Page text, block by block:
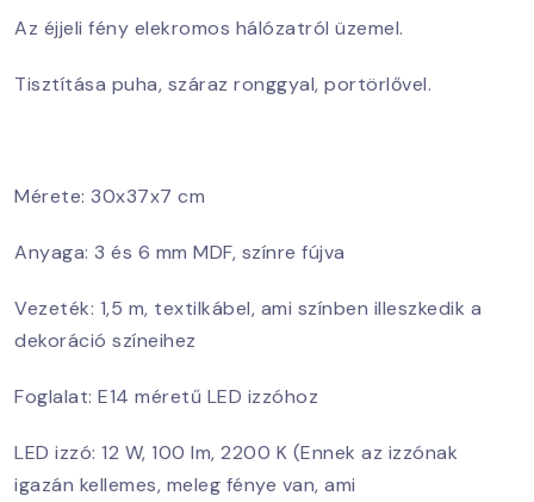
Az éjjeli fény elekromos hálózatról üzemel.
Tisztítása puha, száraz ronggyal, portörlővel.
Mérete: 30x37x7 cm
Anyaga: 3 és 6 mm MDF, színre fújva
Vezeték: 1,5 m, textilkábel, ami színben illeszkedik a
dekoráció színeihez
Foglalat: E14 méretű LED izzóhoz
LED izzó: 12 W, 100 lm, 2200 K (Ennek az izzónak
igazán kellemes, meleg fénye van, ami